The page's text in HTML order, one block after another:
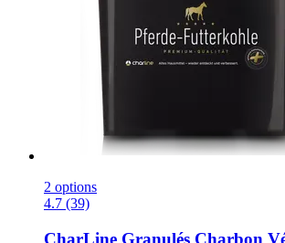
2 options
4.7 (39)
CharLine Granulés Charbon